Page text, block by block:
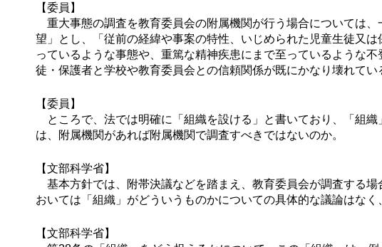
【委員】
重大事態の調査を教育委員会の附属機関が行う場合については
望」とし、「従前の経緯や事案の特性、いじめられた児童生徒又
っているような事態や、重篤な精神疾患にまで至っているような
徒・保護者と学校や教育委員会との信頼関係が既にかなり壊れて
【委員】
ところで、法では明確に「組織を設ける」と書いており、「組
は、附属機関があれば附属機関で調査すべきではないのか。
【文部科学省】
基本方針では、附帯決議などを踏まえ、教育委員会が調査する
おいては「組織」がどういうものかについての具体的な議論はな
【文部科学省】